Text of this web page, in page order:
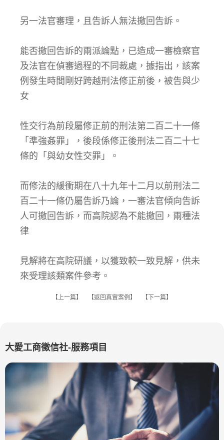
另一法官審理，且告訴人無法撤回告訴。
能否撤回告訴的兩派論點，已造成一審檢察官
及法官在偵審過程的不同裁處，據指出，該案
例發生時間剛好跨越刑法修正前後，被告與少
女
性交行為前段屬修正前的刑法第二百二十一條
「準強姦罪」，後段係修正後刑法二百二十七
條的「與幼女性交罪」。
而修法的緩衝期在八十九年十二月以前刑法二
百二十一條仍屬告訴乃論，一審法官傾向告訴
人可撤回告訴，而高院認為不能撤回，兩種法
律
見解將在高院研議，以獲致較一致見解，供未
來受理該類案件參考。
【上一篇】 【返回真實案例 】 【 下一篇】
大愛工商徵信社-服務項目